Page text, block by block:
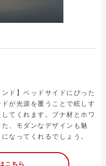
ド】ベッドサイドにぴった
が光源を覆うことで眩しす
てくれます。ブナ材とホワ
、モダンなデザインも魅
なってくれるでしょう。
こちら